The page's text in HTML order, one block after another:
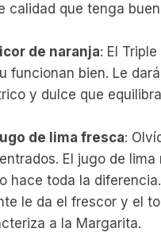
calidad que tenga
de naranja: El
funcionan bien. Le
y dulce que
de lima fresca:
El jugo de lima
hace toda la
le da el frescor y el
a la Margarita.